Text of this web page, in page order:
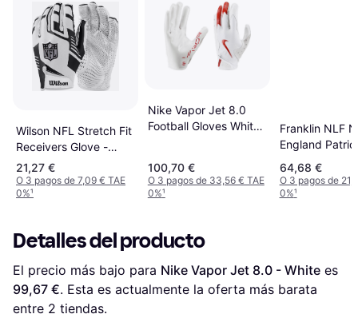
Wilson NFL Stretch Fit
Receivers Glove -
White/Black
21,27 €
O 3 pagos de 7,09 € TAE
0%¹
Nike Vapor Jet 8.0
Football Gloves White
100,70 €
O 3 pagos de 33,56 € TAE
0%¹
Franklin NLF
England
Receiver
64,68 €
O 3 pagos de
0%¹
Detalles del producto
El precio más bajo para Nike Vapor Jet 8.0 - White
99,67 €. Esta es actualmente la oferta más barata
entre 2 tiendas.